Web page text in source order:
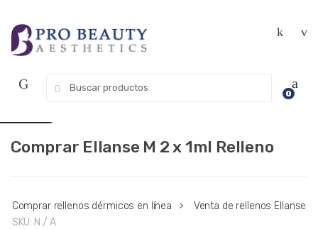
contenido
for:
0
Comprar Ellanse M 2 x 1ml Relleno
Comprar rellenos dérmicos en línea >
Venta de rellenos Ellanse
SKU: N / A
Coupon Code "WELCOME10"
Got it!
USD $